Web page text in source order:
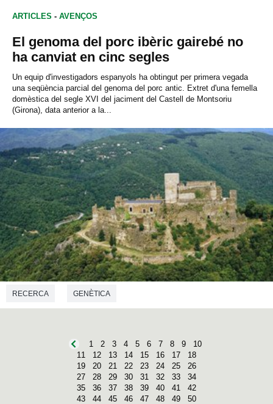
ARTICLES - AVENÇOS
El genoma del porc ibèric gairebé no
ha canviat en cinc segles
Un equip d'investigadors espanyols ha obtingut per primera vegada
una seqüència parcial del genoma del porc antic. Extret d'una femella
domèstica del segle XVI del jaciment del Castell de Montsoriu
(Girona), data anterior a la...
RECERCA GENÈTICA
1 2 3 4 5 6 7 8 9
10
11
12 13 14 15 16 17
18
19
20 21 22 23 24 25
26
27
28 29 30 31 32 33
34
35
36 37 38 39 40 41
42
43
44 45 46 47 48 49
50